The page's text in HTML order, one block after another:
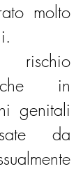
molto
rischio
in
genitali
da